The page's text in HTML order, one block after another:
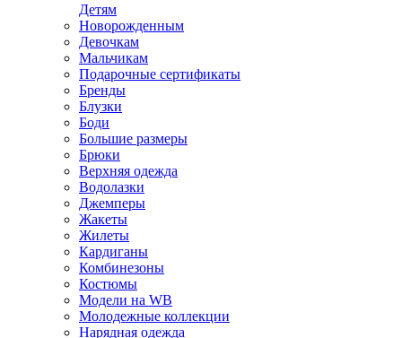
Детям
Новорожденным
Девочкам
Мальчикам
Подарочные сертификаты
Бренды
Блузки
Боди
Большие размеры
Брюки
Верхняя одежда
Водолазки
Джемперы
Жакеты
Жилеты
Кардиганы
Комбинезоны
Костюмы
Модели на WB
Молодежные коллекции
Нарядная одежда